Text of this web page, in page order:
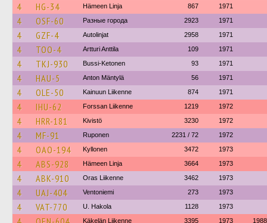
4 HG-34 Hämeen Linja 867 1971
4 OSF-60 Разные города 2923 1971
4 GZF-4 Autolinjat 2958 1971
4 TOO-4 Artturi Anttila 109 1971
4 TKJ-930 Bussi-Ketonen 93 1971
4 HAU-5 Anton Mäntylä 56 1971
4 OLE-50 Kainuun Liikenne 874 1971
4 IHU-62 Forssan Liikenne 1219 1972
4 HRR-181 Kivistö 3230 1972
4 MF-91 Ruponen 2231 / 72 1972
4 OAO-194 Kyllonen 3472 1973
4 ABS-928 Hämeen Linja 3664 1973
4 ABK-910 Oras Liikenne 3462 1973
4 UAJ-404 Ventoniemi 273 1973
4 VAT-770 U. Hakola 1128 1973
Käkelän Liikenne 3395 1973 1988